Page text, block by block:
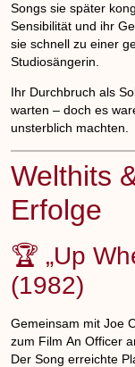
Songs sie später
Sensibilität und ihr
sie schnell zu einer
Studiosängerin.
Ihr Durchbruch als
warten – doch es
unsterblich machten.
Welthits
Erfolge
🏆 „Up
(1982)
Gemeinsam mitJoe
zum FilmAn Officer
Der Song erreichte